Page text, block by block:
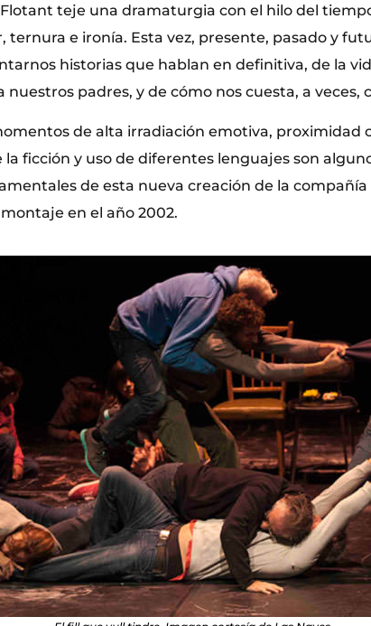
teje una dramaturgia con el hilo del
ternura e ironía. Esta vez, presente, pasado y
historias que hablan en definitiva, de la
nuestros padres, y de cómo nos cuesta, a veces,
de alta irradiación emotiva, proximidad
ficción y uso de diferentes lenguajes son
de esta nueva creación de la compañía
en el año 2002.